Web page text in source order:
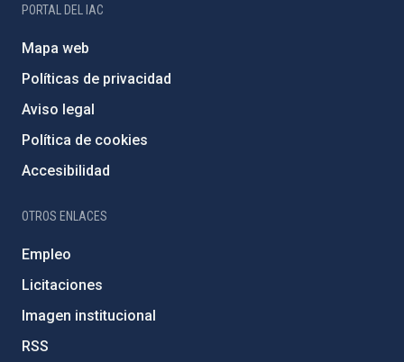
PORTAL DEL IAC
Mapa web
Políticas de privacidad
Aviso legal
Política de cookies
Accesibilidad
OTROS ENLACES
Empleo
Licitaciones
Imagen institucional
RSS